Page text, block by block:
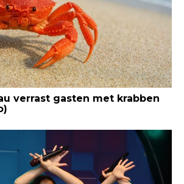
verrast gasten met krabben